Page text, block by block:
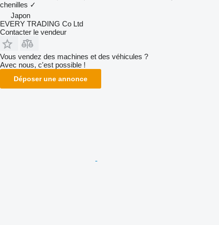
chenilles ✓
Japon
EVERY TRADING Co Ltd
Contacter le vendeur
Vous vendez des machines et des véhicules ?
Avec nous, c'est possible !
Déposer une annonce